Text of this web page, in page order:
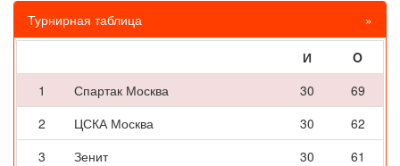
Турнирная таблица »
И
O
1
Спартак Москва 30
69
2
ЦСКА Москва 30
62
3
Зенит 30
61